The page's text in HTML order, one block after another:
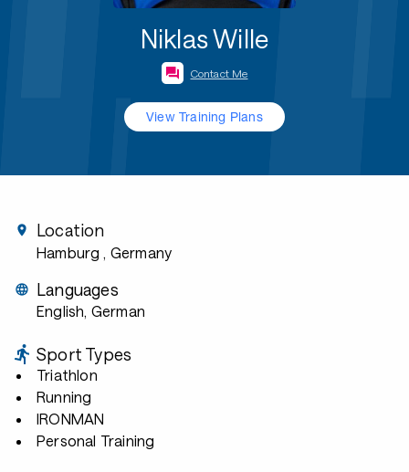
Niklas Wille
Contact Me
View Training Plans
Location
Hamburg , Germany
Languages
English, German
Sport Types
Triathlon
Running
IRONMAN
Personal Training